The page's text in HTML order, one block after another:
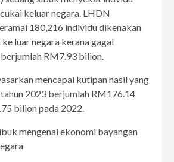
keluar negara. LHDN
180,216 individu dikenakan
luar negara kerana gagal
RM7.93 bilion.
mencapai kutipan hasil yang
2023 berjumlah RM176.14
bilion pada 2022.
mengenai ekonomi bayangan